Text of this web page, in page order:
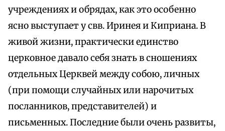
учреждениях и обрядах, как это особенно
ясно выступает у свв. Иринея и Киприана. В
живой жизни, практически единство
церковное давало себя знать в сношениях
отдельных Церквей между собою, личных
(при помощи случайных или нарочитых
посланников, представителей) и
письменных. Последние были очень развиты,